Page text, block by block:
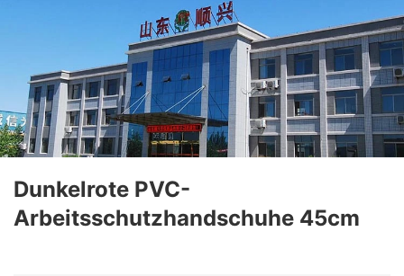
Dunkelrote PVC-
Arbeitsschutzhandschuhe 45cm